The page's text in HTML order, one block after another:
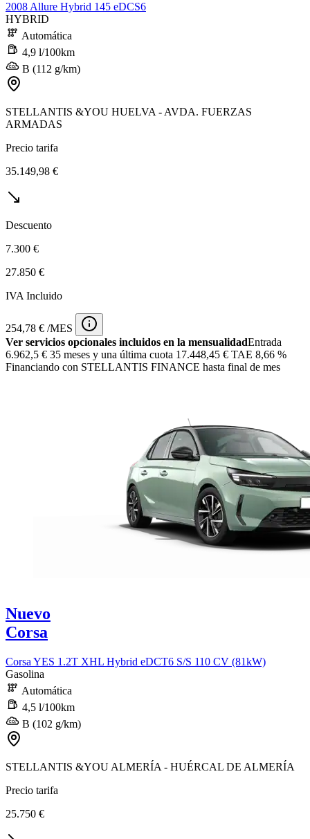
2008 Allure Hybrid 145 eDCS6
HYBRID
Automática
4,9 l/100km
B (112 g/km)
STELLANTIS &YOU HUELVA - AVDA. FUERZAS
ARMADAS
Precio tarifa
35.149,98 €
Descuento
7.300 €
27.850 €
IVA Incluido
254,78 € /MES
Ver servicios opcionales incluidos en la mensualidadEntrada
6.962,5 € 35 meses y una última cuota 17.448,45 € TAE 8,66 %
Financiando con STELLANTIS FINANCE hasta final de mes
Nuevo
Corsa
Corsa YES 1.2T XHL Hybrid eDCT6 S/S 110 CV (81kW)
Gasolina
Automática
4,5 l/100km
B (102 g/km)
STELLANTIS &YOU ALMERÍA - HUÉRCAL DE ALMERÍA
Precio tarifa
25.750 €